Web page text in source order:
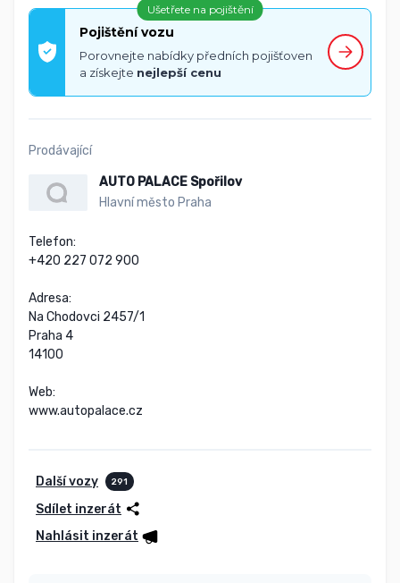
Ušetřete na pojištění
Pojištění vozu
Porovnejte nabídky předních pojišťoven
a získejte nejlepší cenu
Prodávající
AUTO PALACE Spořilov
Hlavní město Praha
Telefon:
+420 227 072 900
Adresa:
Na Chodovci 2457/1
Praha 4
14100
Web:
www.autopalace.cz
Další vozy 291
Sdílet inzerát
Nahlásit inzerát